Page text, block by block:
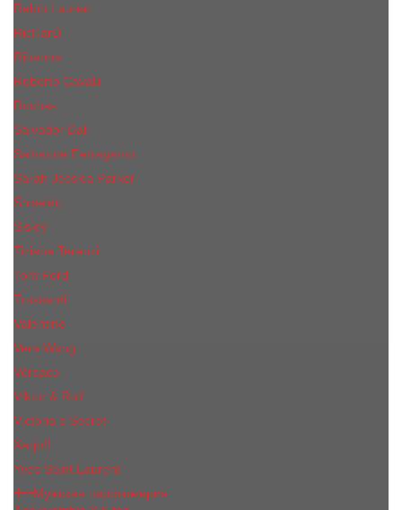
Ralph Lauren
RicHarD
Rihanna
Roberto Cavalli
Rochas
Salvador Dali
Salvatore Ferragamo
Sarah Jessica Parker
Shiseido
Sisley
Tiziana Terenzi
Tom Ford
Trussardi
Valentino
Vera Wang
Versace
Viktor & Rolf
Victoria s Secret
Xerjoff
Yves Saint Laurent
Мужская парфюмерия